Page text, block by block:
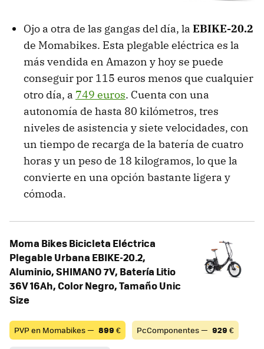
Ojo a otra de las gangas del día, la EBIKE-20.2
de Momabikes. Esta plegable eléctrica es la
más vendida en Amazon y hoy se puede
conseguir por 115 euros menos que cualquier
otro día, a 749 euros. Cuenta con una
autonomía de hasta 80 kilómetros, tres
niveles de asistencia y siete velocidades, con
un tiempo de recarga de la batería de cuatro
horas y un peso de 18 kilogramos, lo que la
convierte en una opción bastante ligera y
cómoda.
Moma Bikes Bicicleta Eléctrica
Plegable Urbana EBIKE-20.2,
Aluminio, SHIMANO 7V, Batería Litio
36V 16Ah, Color Negro, Tamaño Unic
Size
PVP en Momabikes — 899 € PcComponentes — 929 €